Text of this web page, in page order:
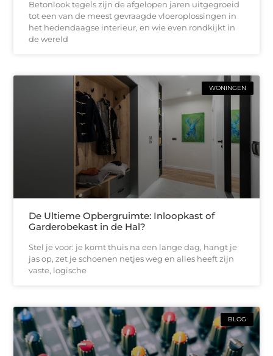
Betonlook tegels zijn de afgelopen jaren uitgegroeid
tot een van de meest gevraagde vloeroplossingen in
het hedendaagse interieur, en wie even rondkijkt in
de wereld
WONINGEN
De Ultieme Opbergruimte: Inloopkast of
Garderobekast in de Hal?
Stel je voor: je komt thuis na een lange dag, hangt je
jas op, zet je schoenen netjes weg en alles heeft zijn
vaste, logische
BLOG